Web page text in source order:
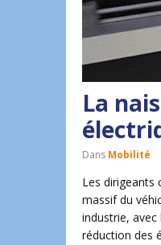
La
Dans Mobilité
Les dirigeants
massif du
industrie, avec
réduction des